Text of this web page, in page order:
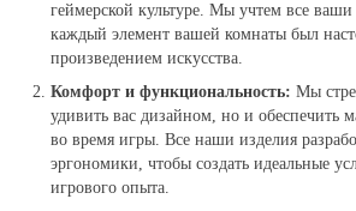
геймерской культуре. Мы учтем все
каждый элемент вашей комнаты был
произведением искусства.
Комфорт и функциональность: Мы
удивить вас дизайном, но и обеспечить
во время игры. Все наши изделия
эргономики, чтобы создать идеальные
игрового опыта.